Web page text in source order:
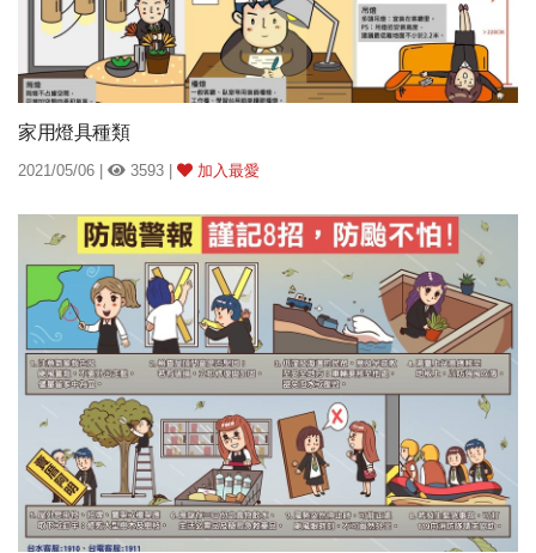
家用燈具種類
2021/05/06 | 3593 | 加入最愛